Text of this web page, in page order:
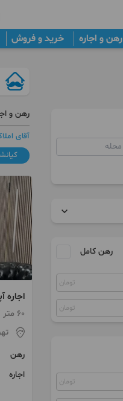
رهن و اجاره خرید و فروش
محله
رهن کامل
تومان
تومان
تومان
رهن و
آقای
اجاره
داغی
60 متر / 1 اتاق / طبقه 3
رهن
اجاره